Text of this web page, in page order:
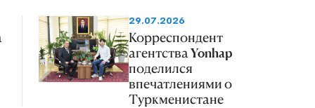
29.07.2026
Корреспондент
агентства Yonhap
поделился
впечатлениями о
Туркменистане